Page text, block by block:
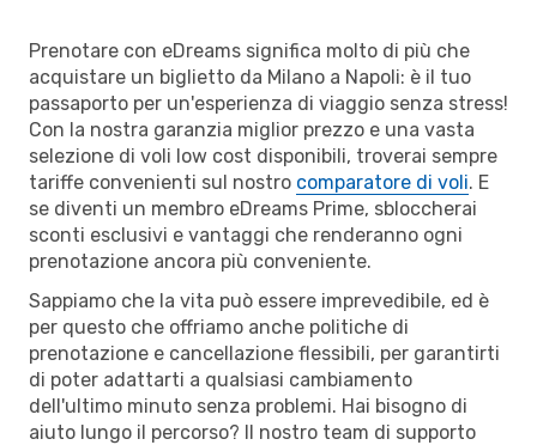
Prenotare con eDreams significa molto di più che
acquistare un biglietto da Milano a Napoli: è il tuo
passaporto per un'esperienza di viaggio senza stress!
Con la nostra garanzia miglior prezzo e una vasta
selezione di voli low cost disponibili, troverai sempre
tariffe convenienti sul nostro comparatore di voli. E
se diventi un membro eDreams Prime, sbloccherai
sconti esclusivi e vantaggi che renderanno ogni
prenotazione ancora più conveniente.
Sappiamo che la vita può essere imprevedibile, ed è
per questo che offriamo anche politiche di
prenotazione e cancellazione flessibili, per garantirti
di poter adattarti a qualsiasi cambiamento
dell'ultimo minuto senza problemi. Hai bisogno di
aiuto lungo il percorso? Il nostro team di supporto